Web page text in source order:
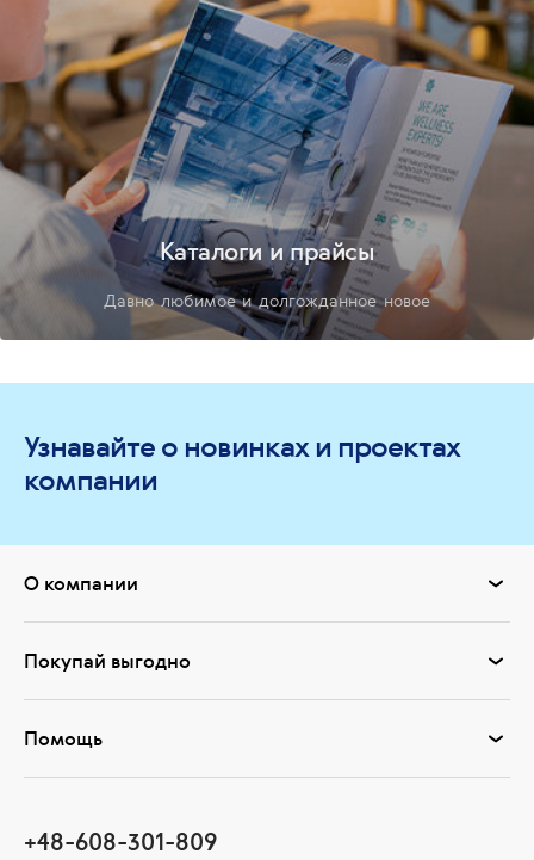
Каталоги и прайсы
Давно любимое и долгожданное новое
Узнавайте о новинках и проектах
компании
О компании
Покупай выгодно
Помощь
+48-608-301-809